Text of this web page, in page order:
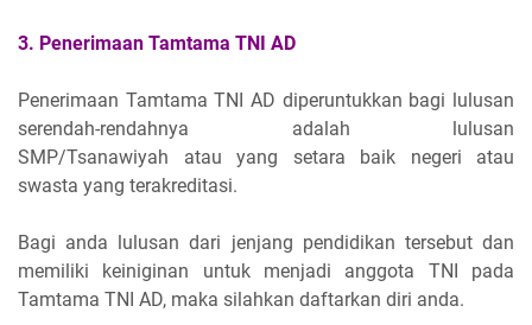
3. Penerimaan Tamtama TNI AD
Penerimaan Tamtama TNI AD diperuntukkan bagi lulusan
serendah-rendahnya adalah lulusan
SMP/Tsanawiyah atau yang setara baik negeri atau
swasta yang terakreditasi.
Bagi anda lulusan dari jenjang pendidikan tersebut dan
memiliki keiniginan untuk menjadi anggota TNI pada
Tamtama TNI AD, maka silahkan daftarkan diri anda.